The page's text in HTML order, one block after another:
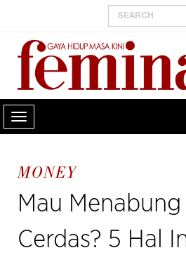
MONEY
Mau
Cerdas? 5 Hal